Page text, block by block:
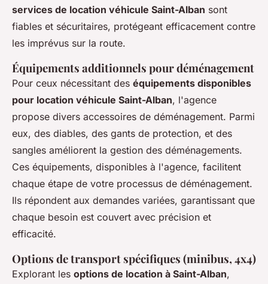
services de location véhicule Saint-Alban sont
fiables et sécuritaires, protégeant efficacement contre
les imprévus sur la route.
Équipements additionnels pour déménagement
Pour ceux nécessitant des équipements disponibles
pour location véhicule Saint-Alban, l'agence
propose divers accessoires de déménagement. Parmi
eux, des diables, des gants de protection, et des
sangles améliorent la gestion des déménagements.
Ces équipements, disponibles à l'agence, facilitent
chaque étape de votre processus de déménagement.
Ils répondent aux demandes variées, garantissant que
chaque besoin est couvert avec précision et
efficacité.
Options de transport spécifiques (minibus, 4x4)
Explorant les options de location à Saint-Alban,